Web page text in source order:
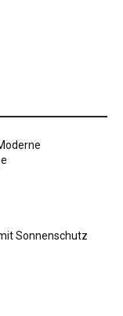
Sonnenschutz